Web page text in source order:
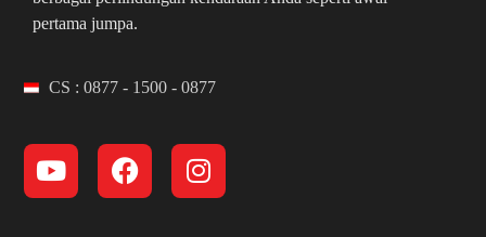
pertama jumpa.
CS : 0877 - 1500 - 0877